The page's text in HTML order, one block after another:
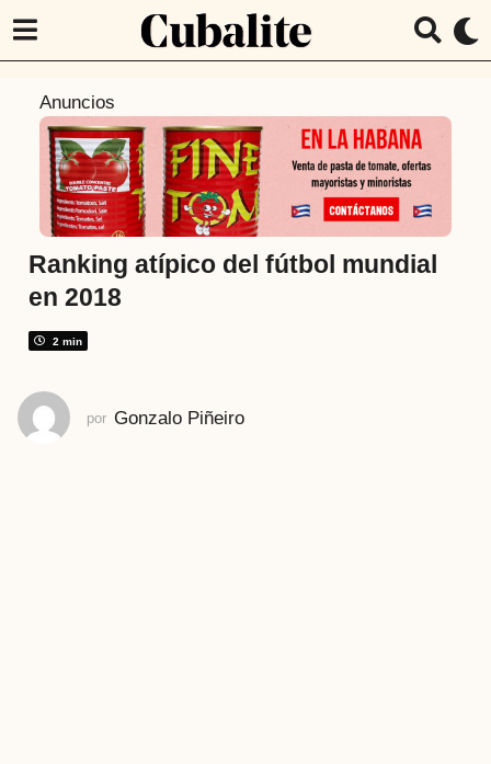
t
á
s
a
ñ
Anuncios
Ranking atípico del fútbol mundial
en 2018
2 min
por Gonzalo Piñeiro